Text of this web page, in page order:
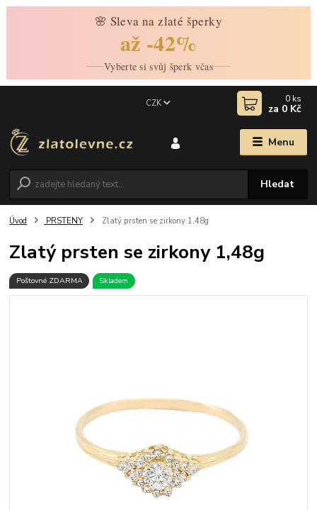
🌸 Sleva na zlaté šperky
až -42%
Vyberte si svůj šperk včas
Menu
CZK
Hledat
0 ks
za 0 Kč
Úvod PRSTENY Zlatý prsten se zirkony 1,48g
Zlatý prsten se zirkony 1,48g
Poštovné ZDARMA Skladem